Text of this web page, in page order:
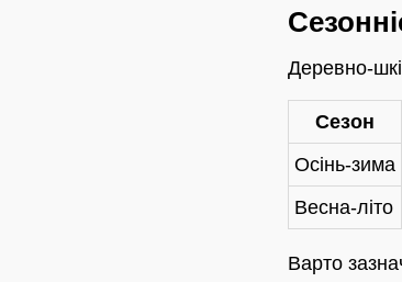
Деревно-
Сезон
Осінь-зима
Весна-літо
Варто